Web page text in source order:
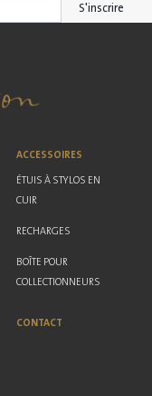
S'inscrire
ACCESSOIRES
ÉTUIS À STYLOS EN
CUIR
RECHARGES
BOÎTE POUR
COLLECTIONNEURS
CONTACT